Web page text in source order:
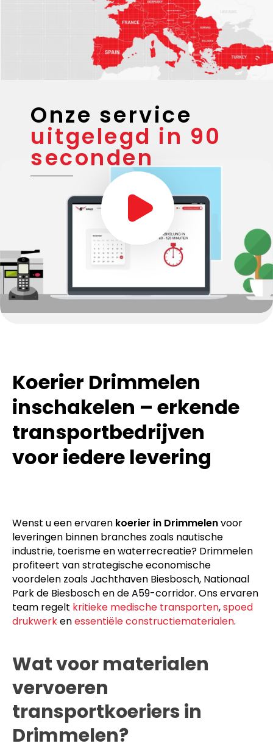
Onze service
uitgelegd in 90
seconden
Koerier Drimmelen
inschakelen – erkende
transportbedrijven
voor iedere levering
Wenst u een ervaren koerier in Drimmelenvoor
leveringen binnen branches zoals nautische
industrie, toerisme en waterrecreatie? Drimmelen
profiteert van strategische economische
voordelen zoals Jachthaven Biesbosch, Nationaal
Park de Biesbosch en de A59-corridor. Ons ervaren
team regelt kritieke medische transporten,spoed
drukwerkenessentiële constructiematerialen.
Wat voor materialen
vervoeren
transportkoeriers in
Drimmelen?